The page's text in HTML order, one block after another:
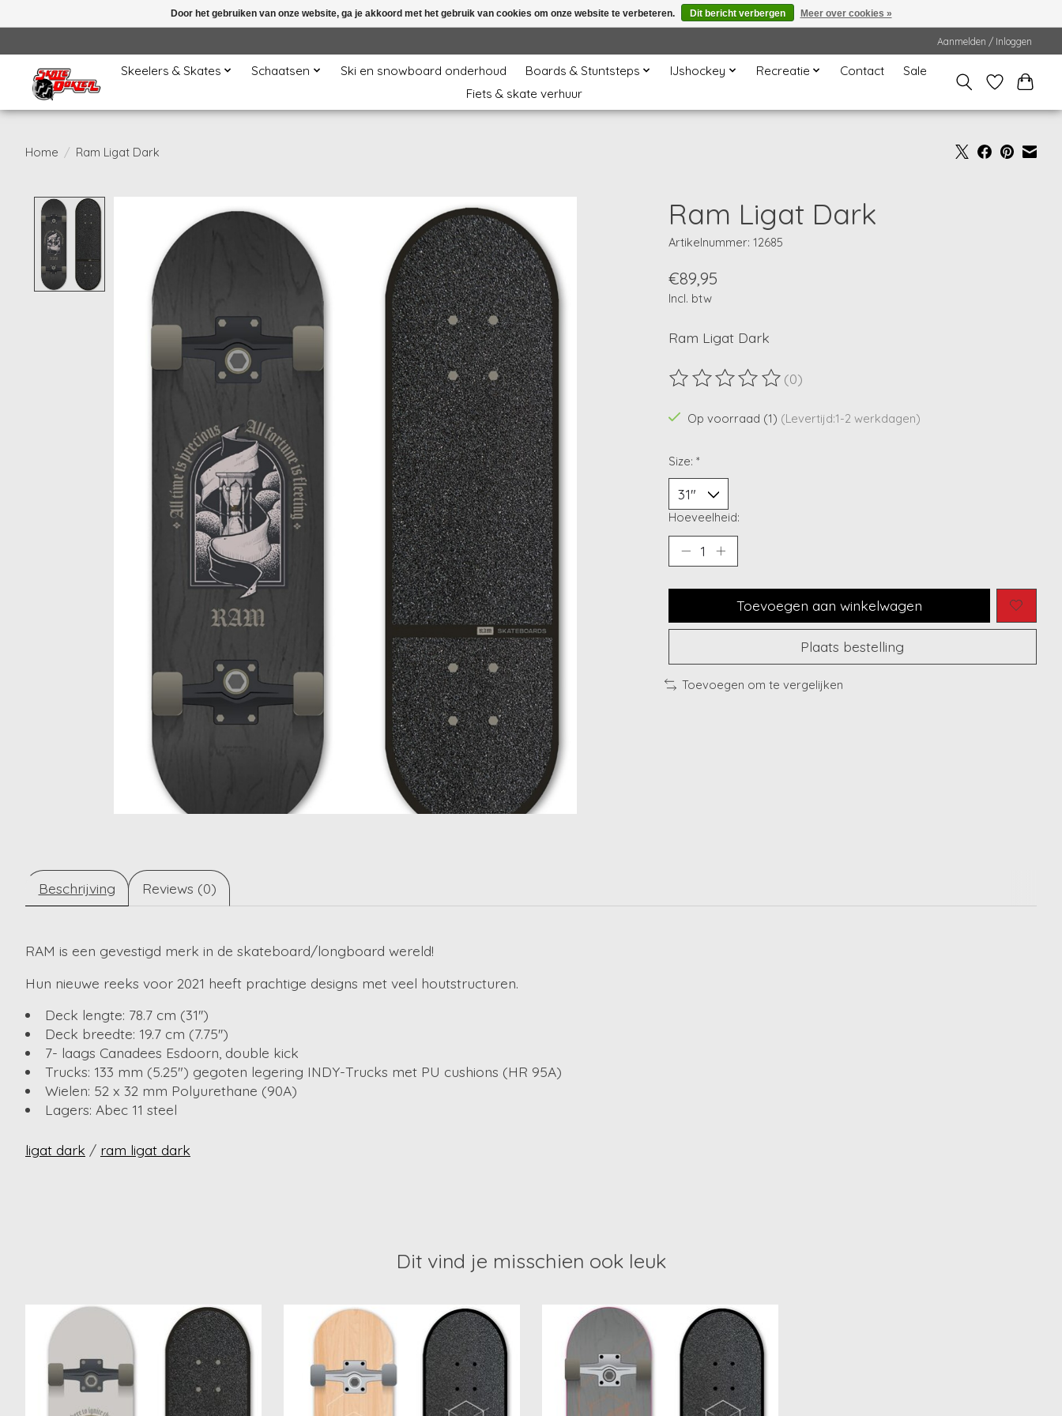
Aanmelden / Inloggen
Skeelers & Skates Schaatsen Ski en snowboard onderhoud Boards & Stuntsteps IJshockey Recreatie Contact
Sale
Fiets & skate verhuur
Home / Ram Ligat Dark
Product image slideshow Items Ram Ligat Dark
Artikelnummer: 12685
€89,95
Incl. btw
Ram Ligat Dark
De beoordeling van dit product is
(0)
Op voorraad (1) (Levertijd:1-2 werkdagen)
Size: *
Hoeveelheid:
Toevoegen aan winkelwagen
Plaats bestelling
Toevoegen om te vergelijken
Beschrijving Reviews (0)
RAM is een gevestigd merk in de skateboard/longboard wereld!
Hun nieuwe reeks voor 2021 heeft prachtige designs met veel houtstructuren.
Deck lengte: 78.7 cm (31'')
Deck breedte: 19.7 cm (7.75'')
7- laags Canadees Esdoorn, double kick
Trucks: 133 mm (5.25") gegoten legering INDY-Trucks met PU cushions (HR 95A)
Wielen: 52 x 32 mm Polyurethane (90A)
Lagers: Abec 11 steel
ligat dark / ram ligat dark
Dit vind je misschien ook leuk
Items van productcarrousel
Door het gebruiken van onze website, ga je akkoord met het gebruik van cookies om onze website te verbeteren. Dit bericht verbergen Meer over cookies »